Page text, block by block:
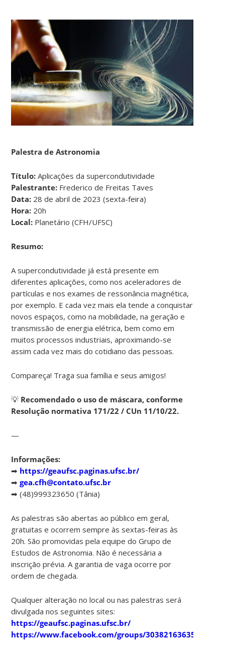
Palestra de Astronomia
Título: Aplicações da supercondutividade
Palestrante: Frederico de Freitas Taves
Data: 28 de abril de 2023 (sexta-feira)
Hora: 20h
Local: Planetário (CFH/UFSC)
Resumo:
A supercondutividade já está presente em
diferentes aplicações, como nos aceleradores de
partículas e nos exames de ressonância magnética,
por exemplo. E cada vez mais ela tende a conquistar
novos espaços, como na mobilidade, na geração e
transmissão de energia elétrica, bem como em
muitos processos industriais, aproximando-se
assim cada vez mais do cotidiano das pessoas.
Compareça! Traga sua família e seus amigos!
💡 Recomendado o uso de máscara, conforme
Resolução normativa 171/22 / CUn 11/10/22.
—
Informações:
➡ https://geaufsc.paginas.ufsc.br/
➡gea.cfh@contato.ufsc.br
➡ (48)999323650 (Tânia)
As palestras são abertas ao público em geral,
gratuitas e ocorrem sempre às sextas-feiras às
20h. São promovidas pela equipe do Grupo de
Estudos de Astronomia. Não é necessária a
inscrição prévia. A garantia de vaga ocorre por
ordem de chegada.
Qualquer alteração no local ou nas palestras será
divulgada nos seguintes sites:
https://geaufsc.paginas.ufsc.br/
https://www.facebook.com/groups/303821636357910